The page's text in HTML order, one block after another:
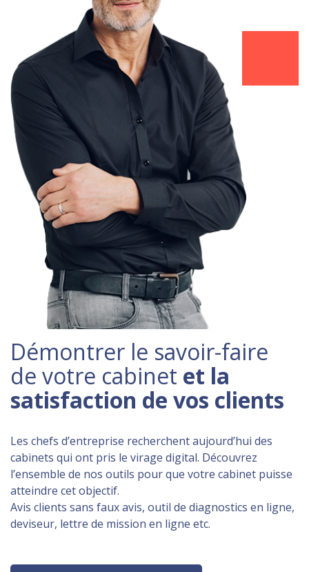
Démontrer le savoir-faire
de votre cabinet et la
satisfaction de vos clients
Les chefs d’entreprise recherchent aujourd’hui des
cabinets qui ont pris le virage digital. Découvrez
l’ensemble de nos outils pour que votre cabinet puisse
atteindre cet objectif.
Avis clients sans faux avis, outil de diagnostics en ligne,
deviseur, lettre de mission en ligne etc.